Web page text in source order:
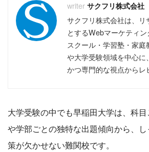
サクフリ株式会社
サクフリ株式会社は、
とするWebマーケティ
スクール・学習塾・家
や大学受験領域を中心
かつ専門的な視点からレ
大学受験の中でも早稲田大学は、科
や学部ごとの独特な出題傾向から、
策が欠かせない難関校です。